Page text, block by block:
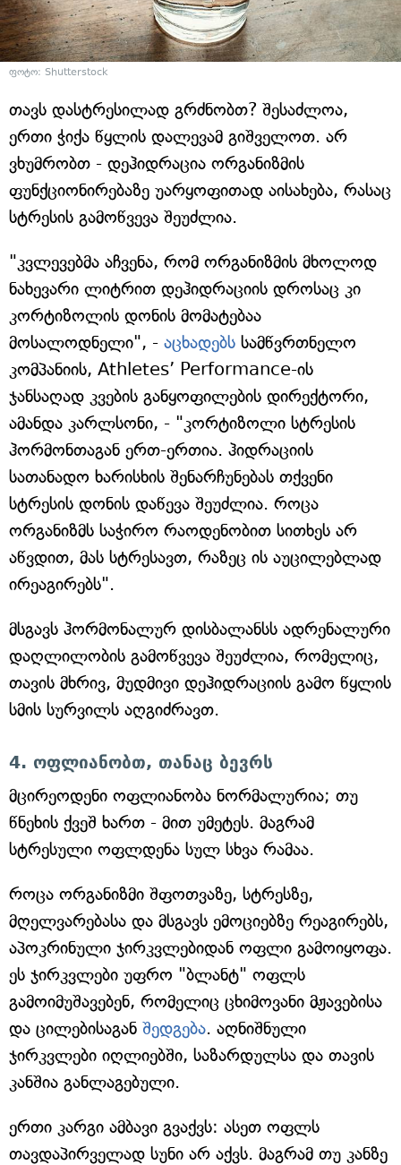
ფოტო: Shutterstock
თავს დასტრესილად გრძნობთ? შესაძლოა,
ერთი ჭიქა წყლის დალევამ გიშველოთ. არ
ვხუმრობთ - დეჰიდრაცია ორგანიზმის
ფუნქციონირებაზე უარყოფითად აისახება, რასაც
სტრესის გამოწვევა შეუძლია.
"კვლევებმა აჩვენა, რომ ორგანიზმის მხოლოდ
ნახევარი ლიტრით დეჰიდრაციის დროსაც კი
კორტიზოლის დონის მომატებაა
მოსალოდნელი", - აცხადებს სამწვრთნელო
კომპანიის, Athletes’ Performance-ის
ჯანსაღად კვების განყოფილების დირექტორი,
ამანდა კარლსონი, - "კორტიზოლი სტრესის
ჰორმონთაგან ერთ-ერთია. ჰიდრაციის
სათანადო ხარისხის შენარჩუნებას თქვენი
სტრესის დონის დაწევა შეუძლია. როცა
ორგანიზმს საჭირო რაოდენობით სითხეს არ
აწვდით, მას სტრესავთ, რაზეც ის აუცილებლად
ირეაგირებს".
მსგავს ჰორმონალურ დისბალანსს ადრენალური
დაღლილობის გამოწვევა შეუძლია, რომელიც,
თავის მხრივ, მუდმივი დეჰიდრაციის გამო წყლის
სმის სურვილს აღგიძრავთ.
4. ოფლიანობთ, თანაც ბევრს
მცირეოდენი ოფლიანობა ნორმალურია; თუ
წნეხის ქვეშ ხართ - მით უმეტეს. მაგრამ
სტრესული ოფლდენა სულ სხვა რამაა.
როცა ორგანიზმი შფოთვაზე, სტრესზე,
მღელვარებასა და მსგავს ემოციებზე რეაგირებს,
აპოკრინული ჯირკვლებიდან ოფლი გამოიყოფა.
ეს ჯირკვლები უფრო "ბლანტ" ოფლს
გამოიმუშავებენ, რომელიც ცხიმოვანი მჟავებისა
და ცილებისაგან შედგება. აღნიშნული
ჯირკვლები იღლიებში, საზარდულსა და თავის
კანშია განლაგებული.
ერთი კარგი ამბავი გვაქვს: ასეთ ოფლს
თავდაპირველად სუნი არ აქვს. მაგრამ თუ კანზე